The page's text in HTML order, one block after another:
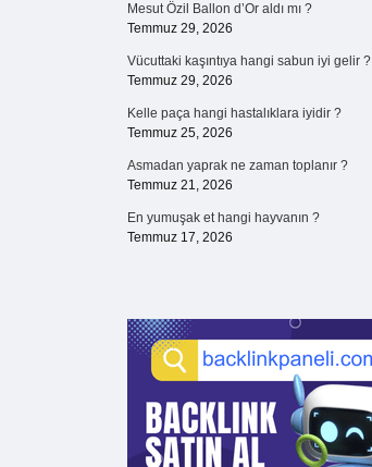
Mesut Özil Ballon d’Or aldı mı ?
Temmuz 29, 2026
Vücuttaki kaşıntıya hangi sabun iyi gelir ?
Temmuz 29, 2026
Kelle paça hangi hastalıklara iyidir ?
Temmuz 25, 2026
Asmadan yaprak ne zaman toplanır ?
Temmuz 21, 2026
En yumuşak et hangi hayvanın ?
Temmuz 17, 2026